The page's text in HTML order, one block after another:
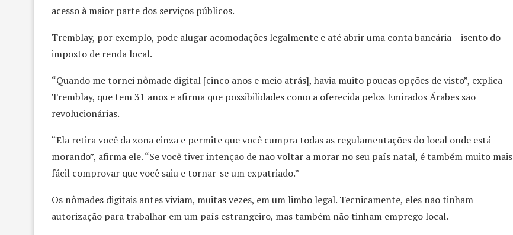
acesso à maior parte dos serviços públicos.
Tremblay, por exemplo, pode alugar acomodações legalmente e até abrir uma conta bancária – isento do
imposto de renda local.
“Quando me tornei nômade digital [cinco anos e meio atrás], havia muito poucas opções de visto”, explica
Tremblay, que tem 31 anos e afirma que possibilidades como a oferecida pelos Emirados Árabes são
revolucionárias.
“Ela retira você da zona cinza e permite que você cumpra todas as regulamentações do local onde está
morando”, afirma ele. “Se você tiver intenção de não voltar a morar no seu país natal, é também muito mais
fácil comprovar que você saiu e tornar-se um expatriado.”
Os nômades digitais antes viviam, muitas vezes, em um limbo legal. Tecnicamente, eles não tinham
autorização para trabalhar em um país estrangeiro, mas também não tinham emprego local.